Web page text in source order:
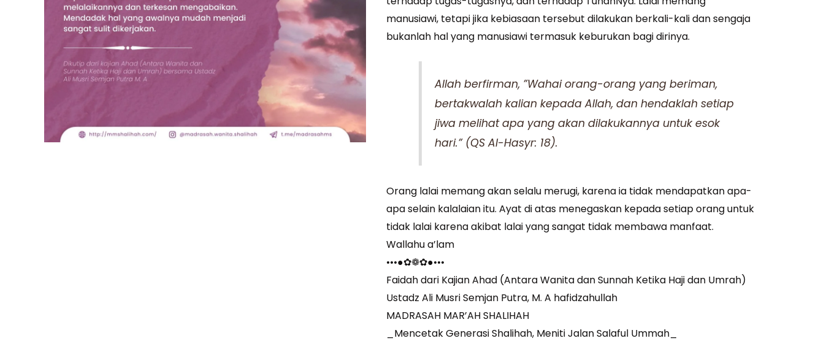
manusiawi, tetapi jika kebiasaan tersebut dilakukan berkali-kali dan sengaja
bukanlah hal yang manusiawi termasuk keburukan bagi dirinya.
Allah berfirman, ”Wahai orang-orang yang beriman,
bertakwalah kalian kepada Allah, dan hendaklah setiap
jiwa melihat apa yang akan dilakukannya untuk esok
hari.” (QS Al-Hasyr: 18).
Orang lalai memang akan selalu merugi, karena ia tidak mendapatkan apa-
apa selain kalalaian itu. Ayat di atas menegaskan kepada setiap orang untuk
tidak lalai karena akibat lalai yang sangat tidak membawa manfaat.
Wallahu a’lam
•••●✿❁✿●•••
Faidah dari Kajian Ahad (Antara Wanita dan Sunnah Ketika Haji dan Umrah)
Ustadz Ali Musri Semjan Putra, M. A hafidzahullah
MADRASAH MAR’AH SHALIHAH
_Mencetak Generasi Shalihah, Meniti Jalan Salaful Ummah_